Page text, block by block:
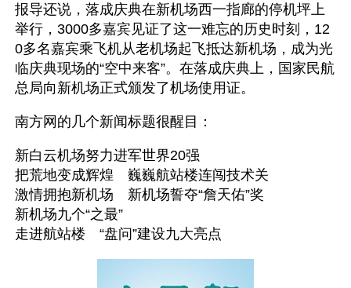
报导还说，落成庆典在新机场西一指廊的停机坪上
举行，3000多嘉宾见证了这一难忘的历史时刻，12
0多名嘉宾乘飞机从老机场起飞抵达新机场，成为光
临庆典现场的“空中来客”。在落成庆典上，国家民航
总局向新机场正式颁发了机场使用证。
南方网的几个新闻标题很醒目：
新白云机场努力进军世界20强
把荒地变成辉煌　巍巍航站楼连闯技术关
激情拥抱新机场　新机场誓夺“詹天佑”奖
新机场九个“之最”
走进航站楼　“盘问”建设九大亮点